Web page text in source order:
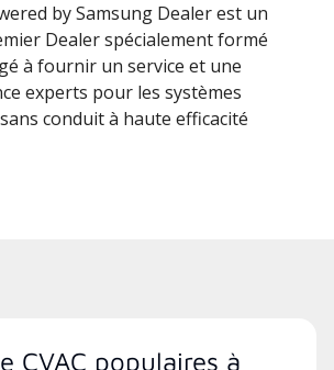
by Samsung Dealer est un
Dealer spécialement formé
à fournir un service et une
experts pour les systèmes
conduit à haute efficacité
CVAC populaires à